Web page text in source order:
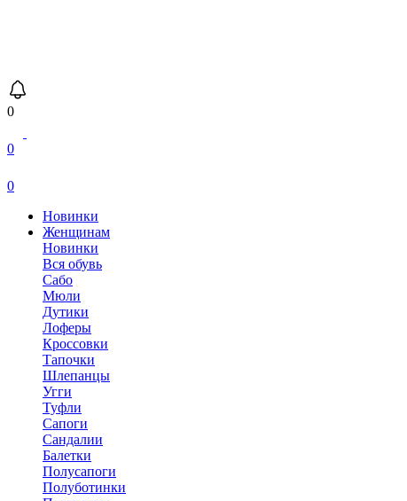
0
0
0
Новинки
Женщинам
Новинки
Вся обувь
Сабо
Мюли
Дутики
Лоферы
Кроссовки
Тапочки
Шлепанцы
Угги
Туфли
Сапоги
Сандалии
Балетки
Полусапоги
Полуботинки